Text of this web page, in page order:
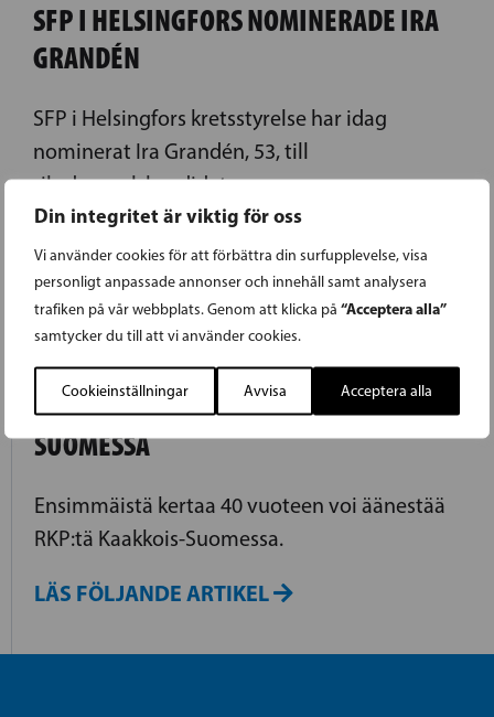
Din integritet är viktig för oss
Vi använder cookies för att förbättra din surfupplevelse, visa
personligt anpassade annonser och innehåll samt analysera
trafiken på vår webbplats. Genom att klicka på “Acceptera alla”
samtycker du till att vi använder cookies.
Cookieinställningar Avvisa Acceptera alla
SFP I HELSINGFORS NOMINERADE IRA
GRANDÉN
SFP i Helsingfors kretsstyrelse har idag
nominerat Ira Grandén, 53, till
riksdagsvalskandidat.
10.03.2015
RKP:LLÄ EHDOKKAITA KAAKKOIS-
SUOMESSA
Ensimmäistä kertaa 40 vuoteen voi äänestää
RKP:tä Kaakkois-Suomessa.
LÄS FÖLJANDE ARTIKEL